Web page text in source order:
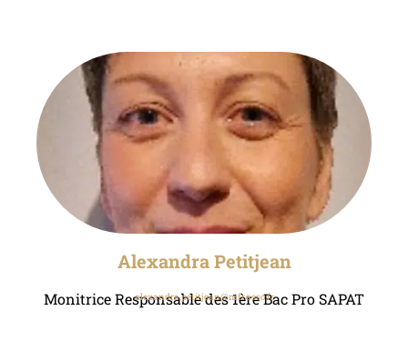
Alexandra Petitjean
Monitrice Responsable des 1ère Bac Pro SAPAT
alexandra.petitjean@mfr.asso.fr